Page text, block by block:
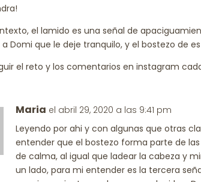
el lamido es una señal de
Domi que le deje tranquilo, y el bostezo de
el reto y los comentarios en instagram
Maria el abril 29, 2020 a las 9:41 pm
Leyendo por ahi y con algunas que otras
entender que el bostezo forma parte de las
de calma, al igual que ladear la cabeza y
un lado, para mi entender es la tercera